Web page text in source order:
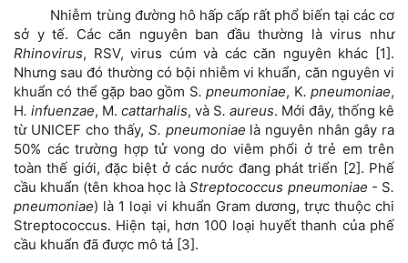
tiết
bài
viết
Nhiễm trùng đường hô hấp cấp rất phổ biến tại các cơ
sở y tế. Các căn nguyên ban đầu thường là virus như
Rhinovirus, RSV, virus cúm và các căn nguyên khác [1].
Nhưng sau đó thường có bội nhiễm vi khuẩn, căn nguyên vi
khuẩn có thể gặp bao gồm S. pneumoniae, K. pneumoniae,
H. infuenzae, M. cattarhalis, và S. aureus. Mới đây, thống kê
từ UNICEF cho thấy, S. pneumoniae là nguyên nhân gây ra
50% các trường hợp tử vong do viêm phổi ở trẻ em trên
toàn thế giới, đặc biệt ở các nước đang phát triển [2]. Phế
cầu khuẩn (tên khoa học làStreptococcus pneumoniae - S.
pneumoniae) là 1 loại vi khuẩn Gram dương, trực thuộc chi
Streptococcus. Hiện tại, hơn 100 loại huyết thanh của phế
cầu khuẩn đã được mô tả [3].